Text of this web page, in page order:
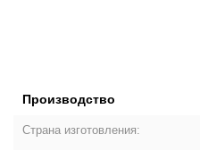
Производство
Страна изготовления: